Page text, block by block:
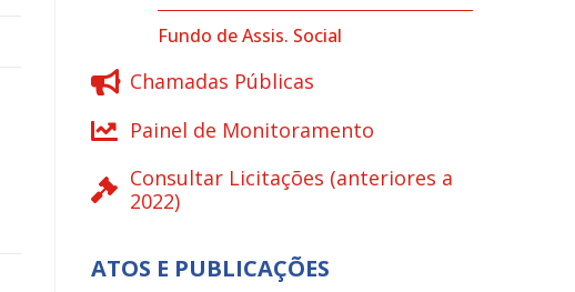
Fundo de Assis. Social
Chamadas Públicas
Painel de Monitoramento
Consultar Licitações (anteriores a
2022)
ATOS E PUBLICAÇÕES